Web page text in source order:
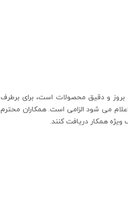
و دقیق محصولات است، برای برطرف
می شود الزامی است. همکاران محترم
همکار دریافت کنند.